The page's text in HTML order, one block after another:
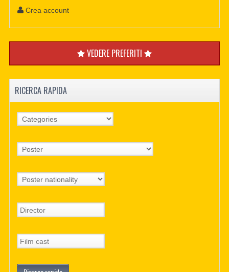
Crea account
VEDERE PREFERITI
RICERCA RAPIDA